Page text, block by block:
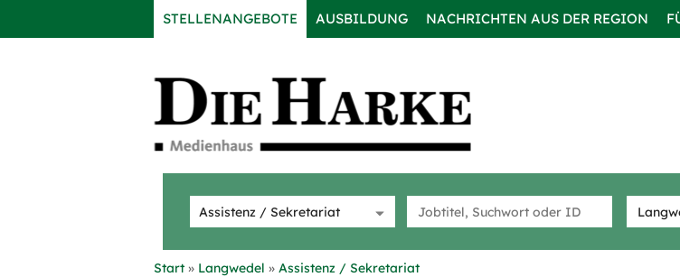
STELLENANGEBOTE AUSBILDUNG NACHRICHTEN AUS DER REGION
Start Langwedel Assistenz / Sekretariat